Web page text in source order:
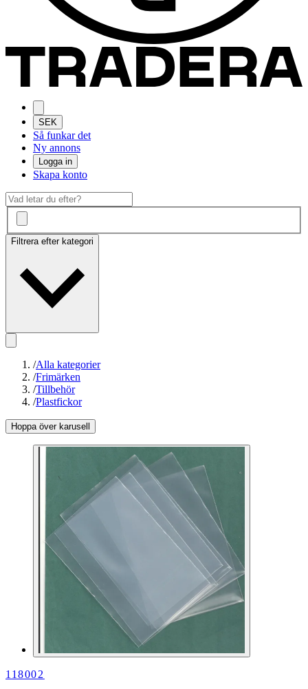
SEK
Så funkar det
Ny annons
Logga in
Skapa konto
Filtrera efter kategori
/Alla kategorier
/Frimärken
/Tillbehör
/Plastfickor
Hoppa över karusell
118002